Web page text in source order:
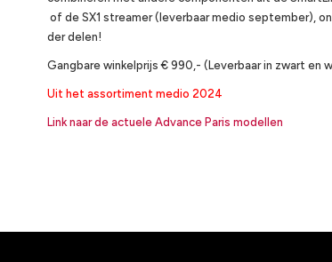
of de SX1 streamer (leverbaar medio september),
der delen!
Gangbare winkelprijs € 990,- (Leverbaar in zwart en
Uit het assortiment medio 2024
Link naar de actuele Advance Paris modellen